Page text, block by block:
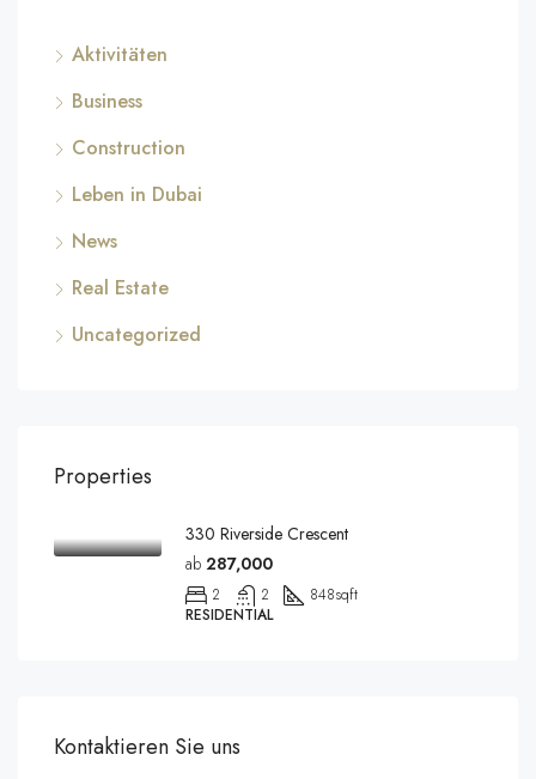
Aktivitäten
Business
Construction
Leben in Dubai
News
Real Estate
Uncategorized
Properties
330 Riverside Crescent
ab 287,000
2 2 848sqft
RESIDENTIAL
Kontaktieren Sie uns